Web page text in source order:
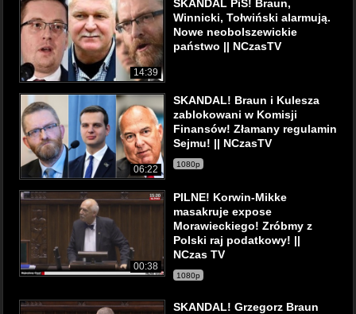
14:39
SKANDAL PiS! Braun,
Winnicki, Tołwiński alarmują.
Nowe neobolszewickie
państwo || NCzasTV
06:22
SKANDAL! Braun i Kulesza
zablokowani w Komisji
Finansów! Złamany regulamin
Sejmu! || NCzasTV
1080p
00:38
PILNE! Korwin-Mikke
masakruje expose
Morawieckiego! Zróbmy z
Polski raj podatkowy! ||
NCzas TV
1080p
SKANDAL! Grzegorz Braun